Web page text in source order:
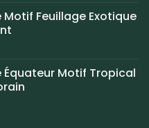
Feuillage Exotique
Motif Tropical